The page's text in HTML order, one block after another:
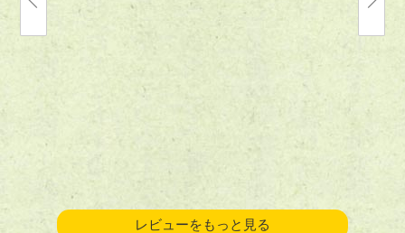
ございました。 金額にも納得しておりま
ヒカカク
自宅に
てよう
レビューをもっと見る